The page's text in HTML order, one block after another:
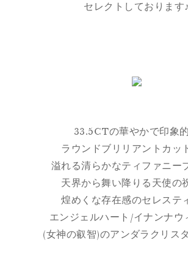
セレクトしております♪
33.5CTの華やかで印象
ラウンドブリリアントカッ
溢れる清らかなティファニー
天界から舞い降りる天使の
煌めくな存在感のセレステ
エンジェルハート/イナンナウ
(女神の叡智)のアンダラクリス